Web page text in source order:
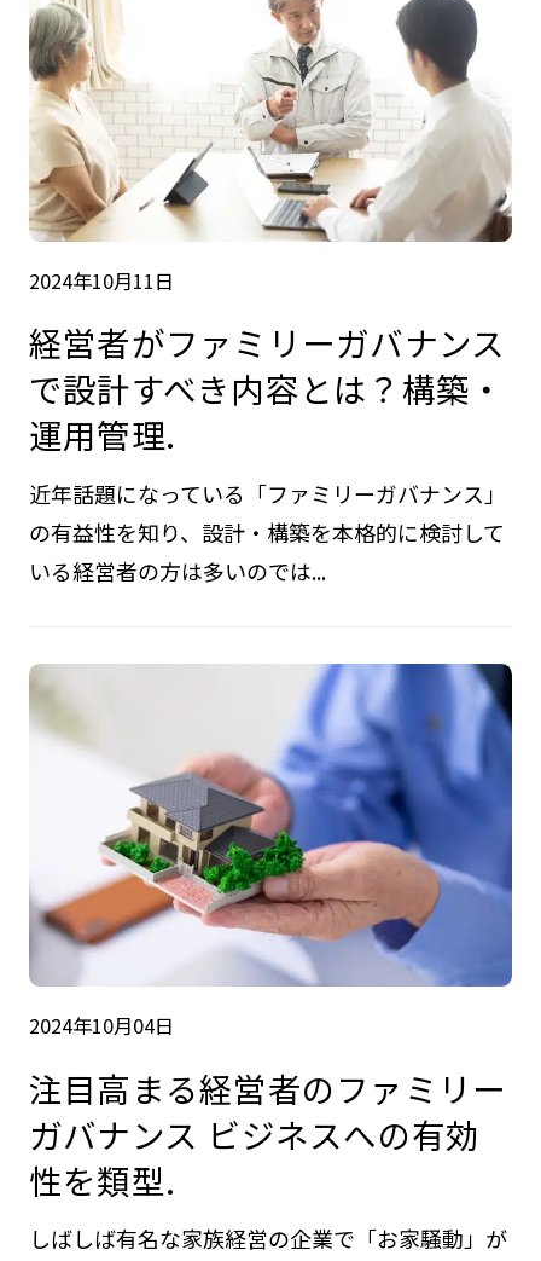
2024年10月11日
経営者がファミリーガバナンス
で設計すべき内容とは？構築・
運用管理.
近年話題になっている「ファミリーガバナンス」
の有益性を知り、設計・構築を本格的に検討して
いる経営者の方は多いのでは...
2024年10月04日
注目高まる経営者のファミリー
ガバナンス ビジネスへの有効
性を類型.
しばしば有名な家族経営の企業で「お家騒動」が